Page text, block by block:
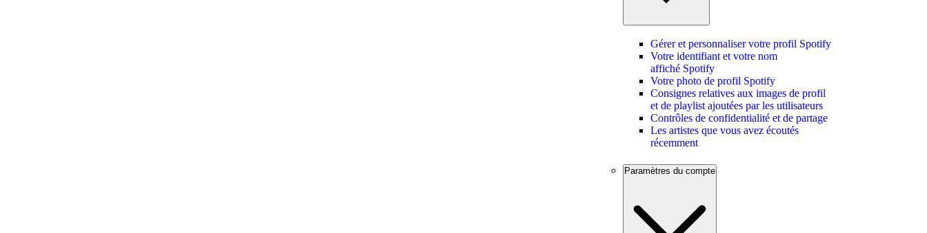
Gérer et personnaliser votre profil Spotify
Votre identifiant et votre nom
affiché Spotify
Votre photo de profil Spotify
Consignes relatives aux images de profil
et de playlist ajoutées par les utilisateurs
Contrôles de confidentialité et de partage
Les artistes que vous avez écoutés
récemment
Paramètres du compte